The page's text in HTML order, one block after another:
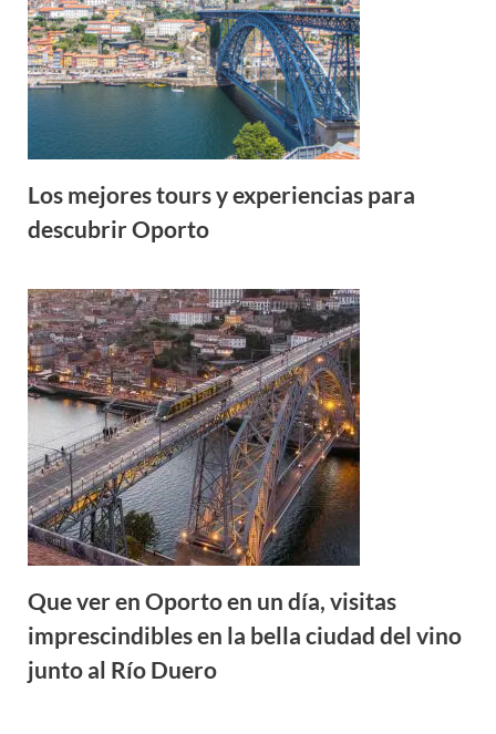
Los mejores tours y experiencias para
descubrir Oporto
Que ver en Oporto en un día, visitas
imprescindibles en la bella ciudad del vino
junto al Río Duero